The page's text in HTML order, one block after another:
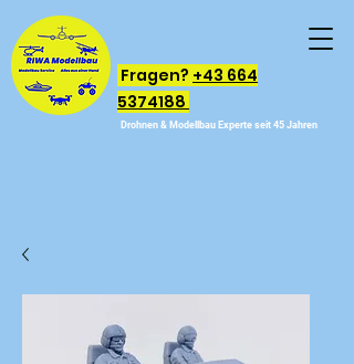
Fragen? +43 664
5374188
Drohnen & Modellbau Experte seit 45 Jahren